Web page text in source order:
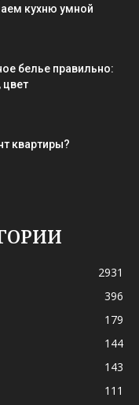
кухню умной
белье правильно:
цвет
квартиры?
2931
396
179
144
143
111